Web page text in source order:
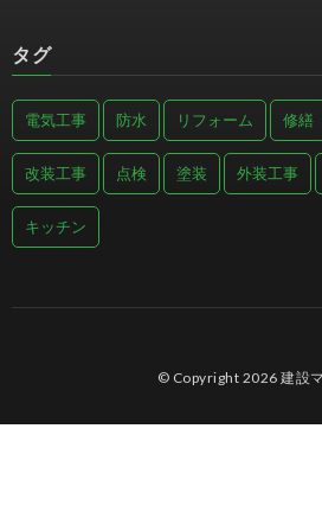
タグ
電気工事 防水 リフォーム 修繕
改装工事 点検 塗装 外装工事
キッチン
© Copyright 2026 建設